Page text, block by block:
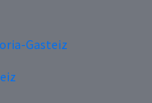
Gasteiz